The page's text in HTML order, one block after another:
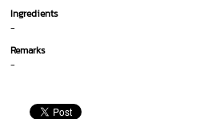
Ingredients
-
Remarks
-